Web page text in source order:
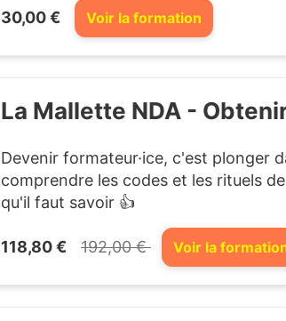
30,00 € Voir la formation
La Mallette NDA -
Devenir formateur·ice, c'est plonger
comprendre les codes et les rituels
qu'il faut savoir 👍
118,80 € 192,00 € Voir la